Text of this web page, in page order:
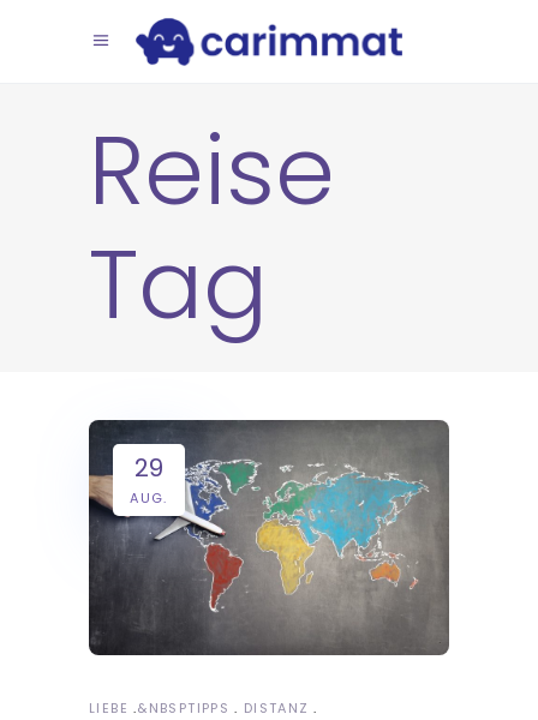
Reise
Tag
29
AUG.
LIEBE &NBSPTIPPS
DISTANZ